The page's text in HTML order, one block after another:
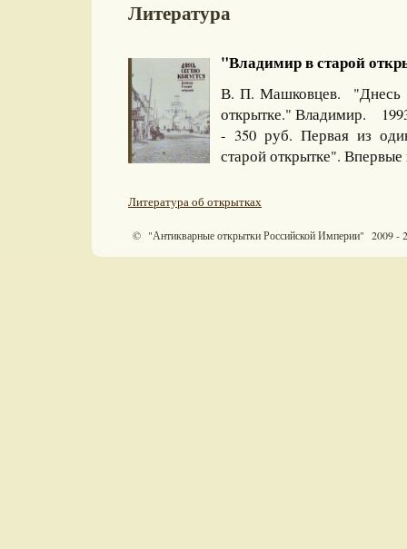
Литература
"Владимир в старой
В. П. Машковцев. "Днесь
открытке." Владимир.
- 350 руб. Первая из
старой открытке".
Литература об открытках
© "Антикварные открытки Российской Империи" 2009 -